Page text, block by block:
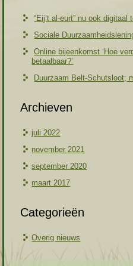
“Eij’t al-eurt” nu ook digitaal
Sociale
Online bijeenkomst ‘Hoe
betaalbaar?’
Duurzaam Belt-Schutsloot;
Archieven
juli 2022
november 2021
september 2020
maart 2017
Categorieën
Overig nieuws